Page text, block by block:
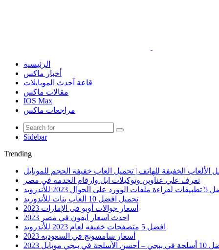
الرئيسية
أخبار ماكس
قاعة آحدث الموبايلات
مقالات ماكس
IOS Max
مراجعات ماكس
Sidebar
Trending
الألعاب الخفيفة للهاتف | تحميل العاب خفيفة الحجم للموبايل
تعرف علي عناوين وتوكيلات ابل وارقام الخدمه في مصر
على الجوال 2023 للأندرويد
تحميل افضل 10 العاب بنات للأندوريد
أسعار جوالات أوبو فى الإمارات 2023
احدث اسعار ايفون في مصر 2023
افضل 5 متصفحات خفيفه لعام 2023 للأندرويد
أسعار سامسونج في السعوديه 2023
الأسلحة في ببجي موبايل 2023